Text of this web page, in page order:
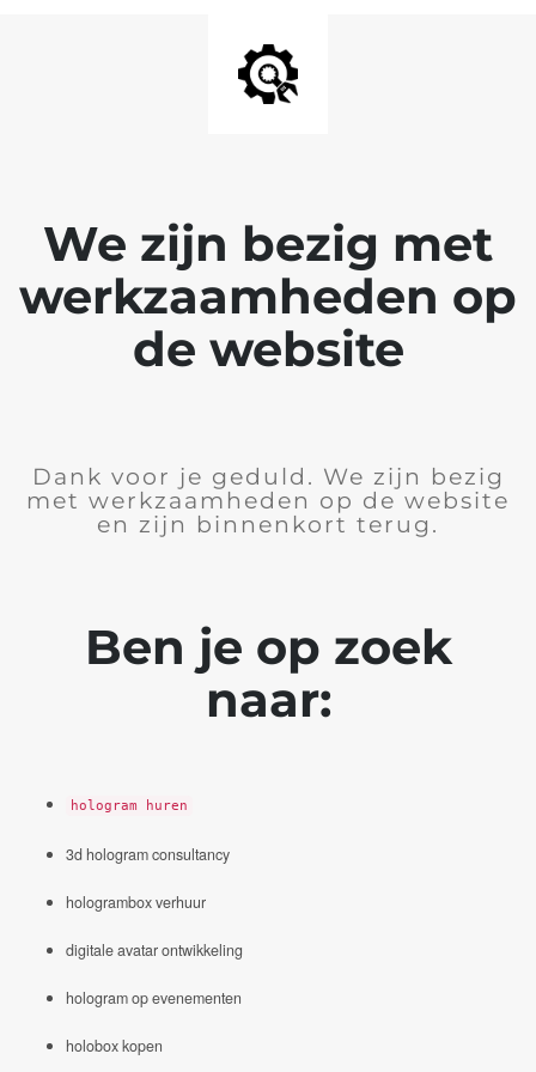
We zijn bezig met
werkzaamheden op
de website
Dank voor je geduld. We zijn bezig
met werkzaamheden op de website
en zijn binnenkort terug.
Ben je op zoek
naar:
hologram huren
3d hologram consultancy
hologrambox verhuur
digitale avatar ontwikkeling
hologram op evenementen
holobox kopen